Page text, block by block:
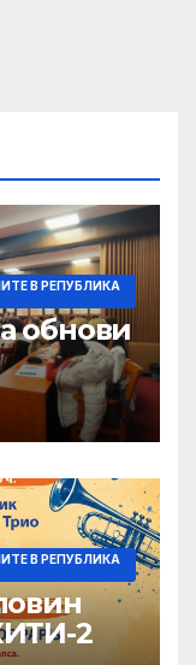
В РЕПУБЛИКА
обнови
Call
В РЕПУБЛИКА
2